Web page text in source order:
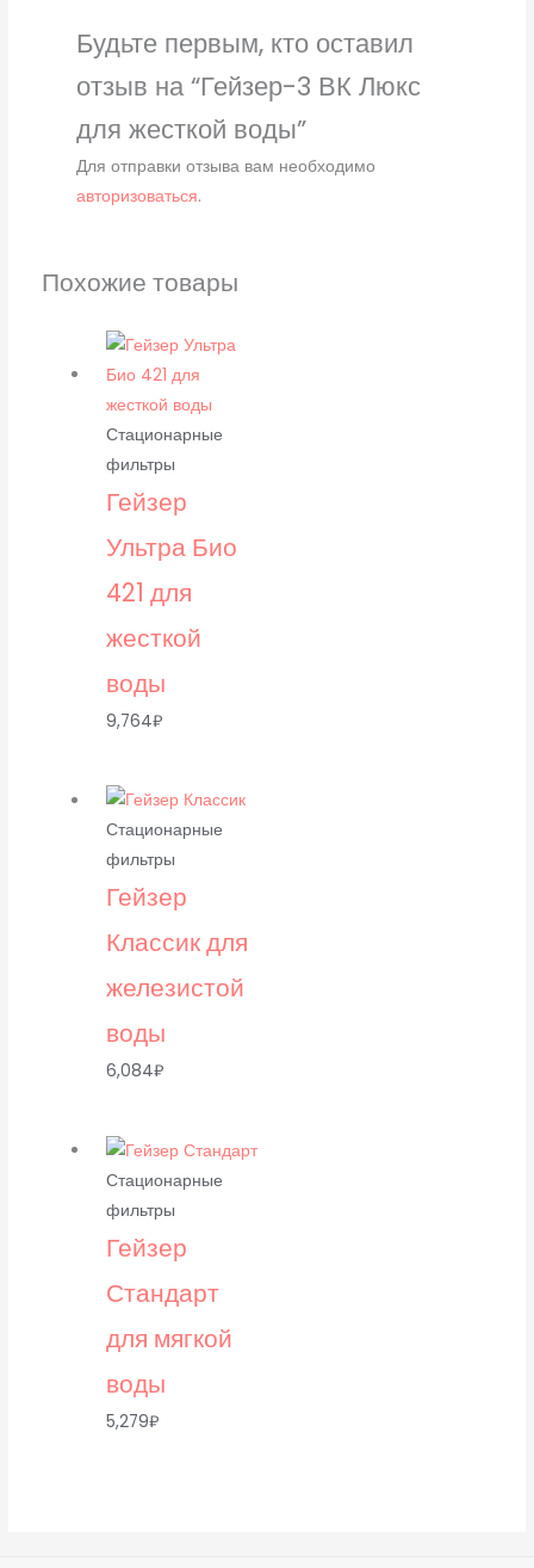
Будьте первым, кто оставил
отзыв на “Гейзер-3 ВК Люкс
для жесткой воды”
Для отправки отзыва вам необходимо
авторизоваться.
Похожие товары
Стационарные
фильтры
Гейзер
Ультра Био
421 для
жесткой
воды
9,764₽
Стационарные
фильтры
Гейзер
Классик для
железистой
воды
6,084₽
Стационарные
фильтры
Гейзер
Стандарт
для мягкой
воды
5,279₽